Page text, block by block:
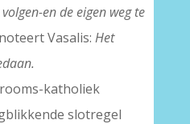
en de eigen weg te
Vasalis: Het
katholiek
slotregel